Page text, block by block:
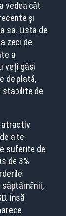
vedea cât
și
sa. Lista de
zeci de
a
veți găsi
de plată,
stabilite de
atractiv
alte
suferite de
de 3%
Însă